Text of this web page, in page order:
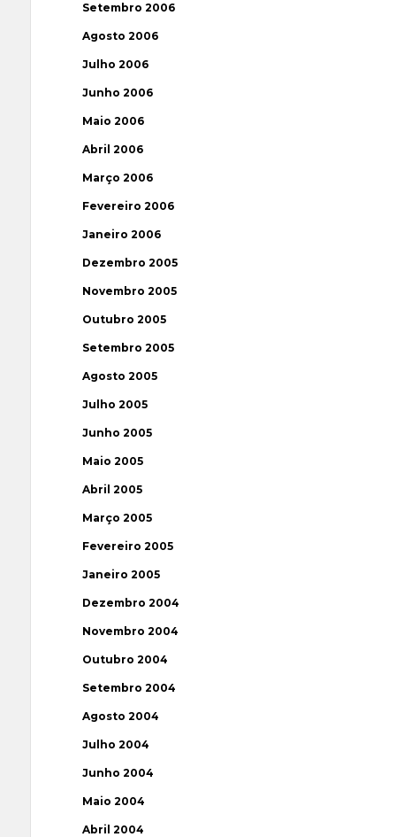
Setembro 2006
Agosto 2006
Julho 2006
Junho 2006
Maio 2006
Abril 2006
Março 2006
Fevereiro 2006
Janeiro 2006
Dezembro 2005
Novembro 2005
Outubro 2005
Setembro 2005
Agosto 2005
Julho 2005
Junho 2005
Maio 2005
Abril 2005
Março 2005
Fevereiro 2005
Janeiro 2005
Dezembro 2004
Novembro 2004
Outubro 2004
Setembro 2004
Agosto 2004
Julho 2004
Junho 2004
Maio 2004
Abril 2004